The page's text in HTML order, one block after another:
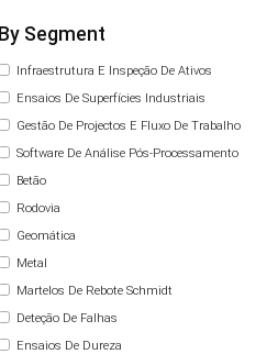
By Segment
Infraestrutura E Inspeção De Ativos
Ensaios De Superfícies Industriais
Gestão De Projectos E Fluxo De Trabalho
Software De Análise Pós-Processamento
Betão
Rodovia
Geomática
Metal
Martelos De Rebote Schmidt
Deteção De Falhas
Ensaios De Dureza